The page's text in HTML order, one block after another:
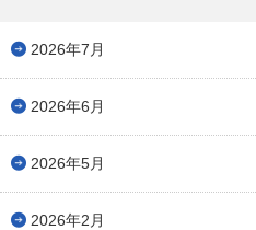
2026年7月
2026年6月
2026年5月
2026年2月